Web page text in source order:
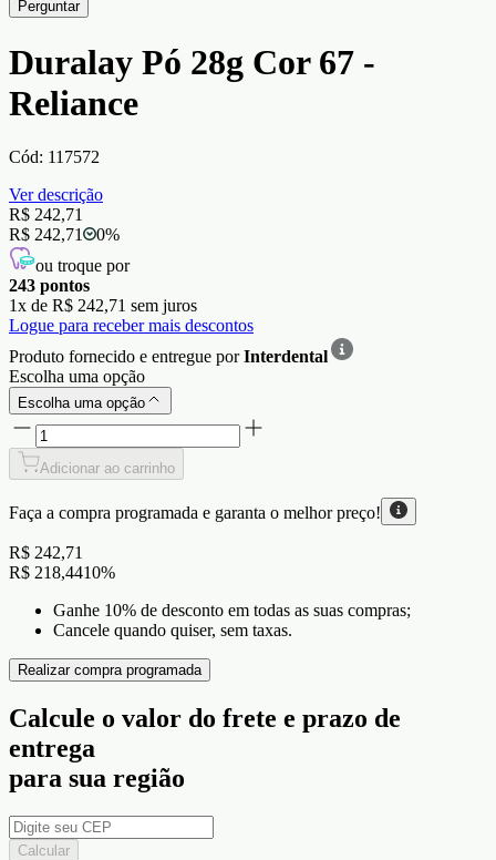
Perguntar
Duralay Pó 28g Cor 67 -
Reliance
Cód: 117572
Ver descrição
R$ 242,71
R$ 242,71
0%
ou troque por
243 pontos
1x de R$ 242,71 sem juros
Logue para receber mais descontos
Produto fornecido e entregue porInterdental
Escolha uma opção
Escolha uma opção
Adicionar ao carrinho
Faça a compra programada e garanta o melhor preço!
R$ 242,71
R$ 218,4410%
Ganhe 10% de desconto em todas as suas compras;
Cancele quando quiser, sem taxas.
Realizar compra programada
Calcule o valor do frete e prazo de
entrega
para sua região
Calcular